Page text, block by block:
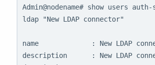
Admin@nodename# show users
ldap "New LDAP connector"
name             : New LDAP
description      : New LDAP